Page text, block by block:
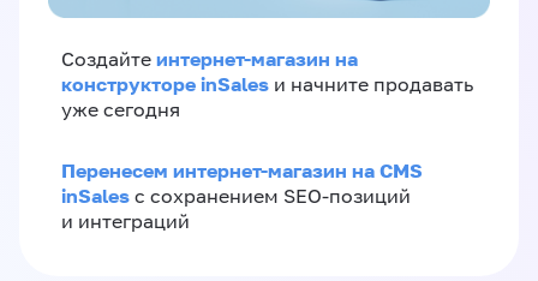
Создайте интернет-магазин на
конструкторе inSales и начните продавать
уже сегодня
Перенесем интернет-магазин на CMS
inSales с сохранением SEO-позиций
и интеграций